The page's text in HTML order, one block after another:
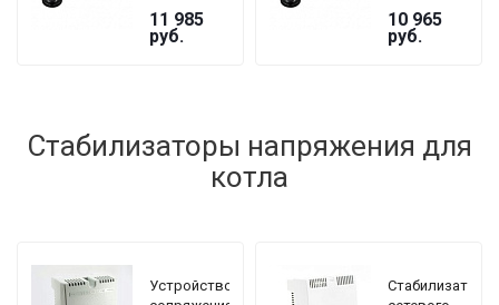
ZOTA серии
Lux, MK
11 985
руб.
ZOTA серии
Magna
10 965
руб.
Стабилизаторы напряжения для
котла
Устройство
Стабилизатор